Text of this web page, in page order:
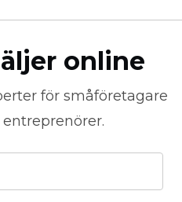
online
för småföretagare